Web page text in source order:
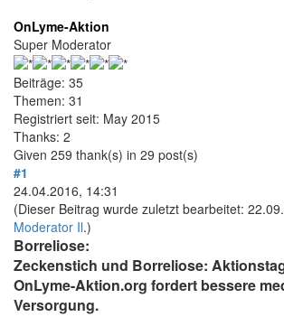
OnLyme-Aktion
Super Moderator
Beiträge: 35
Themen: 31
Registriert seit: May 2015
Thanks: 2
Given 259 thank(s) in 29 post(s)
#1
24.04.2016, 14:31
(Dieser Beitrag wurde zuletzt bearbeitet:
Moderator Il.)
Borreliose:
Zeckenstich und Borreliose:
OnLyme-Aktion.org fordert bessere
Versorgung.